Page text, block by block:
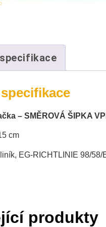
– SMĚROVÁ ŠIPKA
cm
EG-RICHTLINIE 98/58/
produkty